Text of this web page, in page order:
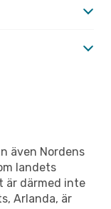
även Nordens
landets
är därmed inte
Arlanda, är